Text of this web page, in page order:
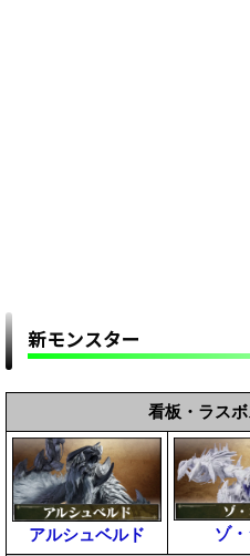
新モンスター
看板・ラス
アルシュベルド ゾ